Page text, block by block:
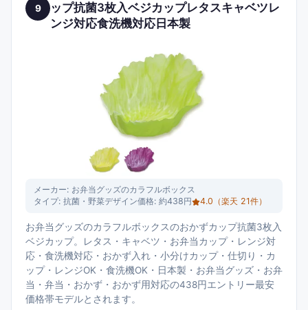
9
ップ抗菌3枚入ベジカップレタスキャベツレ
ンジ対応食洗機対応日本製
メーカー: お弁当グッズのカラフルボックス
タイプ: 抗菌・野菜デザイン価格: 約438円 4.0 （楽天 21件）
お弁当グッズのカラフルボックスのおかずカップ抗菌3枚入
ベジカップ。レタス・キャベツ・お弁当カップ・レンジ対
応・食洗機対応・おかず入れ・小分けカップ・仕切り・カ
ップ・レンジOK・食洗機OK・日本製・お弁当グッズ・お弁
当・弁当・おかず・おかず用対応の438円エントリー最安
価格帯モデルとされます。